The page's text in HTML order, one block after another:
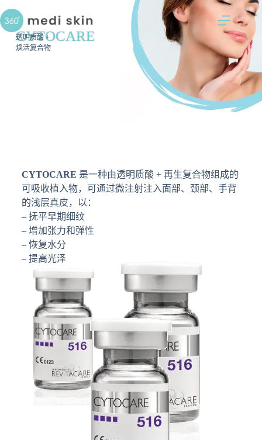
CYTOCARE
透明质酸 +
焕活复合物
CYTOCARE 是一种由透明质酸 + 再生复合物组成的
可吸收植入物，可通过微注射注入面部、颈部、手背
的浅层真皮，以：
– 抚平早期细纹
– 增加张力和弹性
– 恢复水分
– 提高光泽